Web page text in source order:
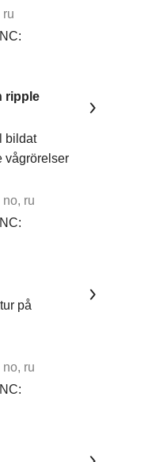
ru
ripple
bildat
vågrörelser
no, ru
på
no, ru